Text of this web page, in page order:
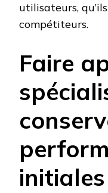
utilisateurs,
compétiteurs.
Faire